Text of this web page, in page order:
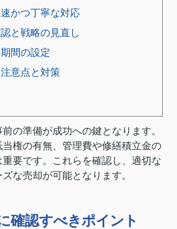
かつ丁寧な対応
と戦略の見直し
間の設定
意点と対策
の準備が成功への鍵となります。
権の有無、管理費や修繕積立金の
要です。これらを確認し、適切な
な売却が可能となります。
確認すべきポイント